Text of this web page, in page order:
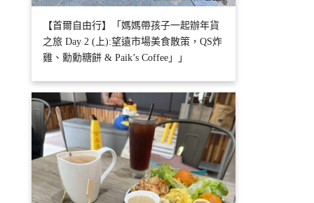
【首爾自由行】「媽媽帶孩子一起辦年貨
之旅 Day 2 (上):望遠市場美食散策，QS炸
雞、勳勳糖餅 & Paik’s Coffee」」